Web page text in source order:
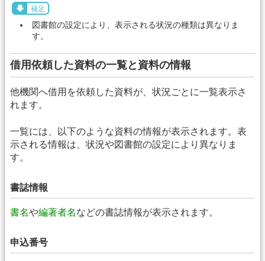
補足
図書館の設定により、表示される状況の種類は異なりま
す。
借用依頼した資料の一覧と資料の情報
他機関へ借用を依頼した資料が、状況ごとに一覧表示さ
れます。
一覧には、以下のような資料の情報が表示されます。表
示される情報は、状況や図書館の設定により異なりま
す。
書誌情報
書名や編著者名などの書誌情報が表示されます。
申込番号